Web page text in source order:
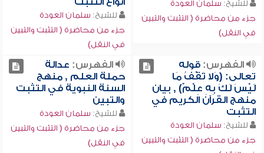
للشيخ: سلمان العودة
جزء من محاضرة ( التثبت والتبين
في النقل)
للشيخ: سلمان العودة
جزء من محاضرة ( التثبت والتبين
في النقل)
الفهرس:قوله
تعالى: (وَلا تَقْفُ مَا
لَيْسَ لَكَ بِهِ عِلْمٌ) , بيان
منهج القرآن الكريم في
التثبت
للشيخ: سلمان العودة
جزء من محاضرة ( التثبت والتبين
الفهرس: عدالة
حملة العلم , منهج
السنة النبوية في التثبت
والتبين
للشيخ: سلمان العودة
جزء من محاضرة ( التثبت والتبين
في النقل)